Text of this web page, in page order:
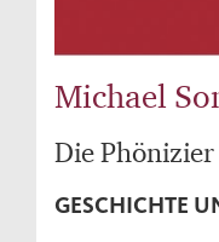
Michael
Die Phönizier
GESCHICHTE